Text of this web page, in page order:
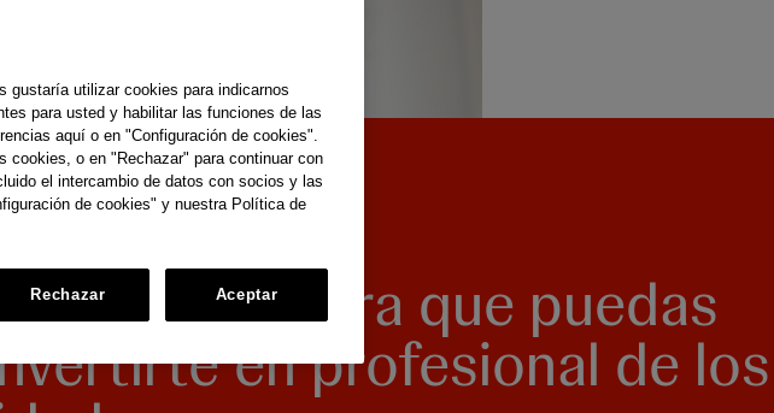
te apoya para que puedas
en profesional de los
gustaría utilizar cookies para indicarnos
para usted y habilitar las funciones de las
aquí o en "Configuración de cookies".
cookies, o en "Rechazar" para continuar con
el intercambio de datos con socios y las
de cookies" y nuestra Política de
Rechazar Aceptar